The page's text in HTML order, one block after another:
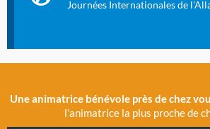
Journées Internationales de
Une animatrice bénévole près de chez
l’animatrice la plus proche de